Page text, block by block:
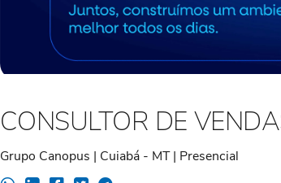
CONSULTOR DE
Grupo Canopus | Cuiabá - MT | Presencial